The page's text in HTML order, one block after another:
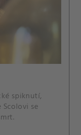
spiknutí,
se